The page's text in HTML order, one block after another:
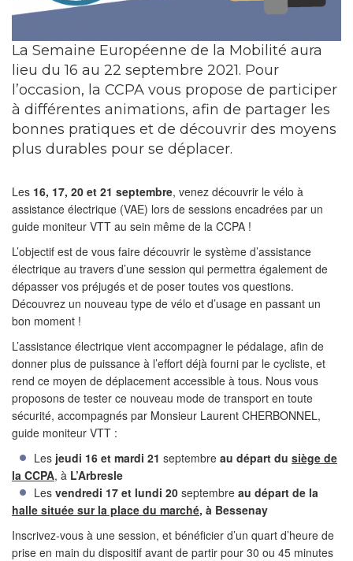
La Semaine Européenne de la Mobilité aura
lieu du 16 au 22 septembre 2021. Pour
l’occasion, la CCPA vous propose de participer
à différentes animations, afin de partager les
bonnes pratiques et de découvrir des moyens
plus durables pour se déplacer.
Les 16, 17, 20 et 21 septembre, venez découvrir le vélo à
assistance électrique (VAE) lors de sessions encadrées par un
guide moniteur VTT au sein même de la CCPA !
L’objectif est de vous faire découvrir le système d’assistance
électrique au travers d’une session qui permettra également de
dépasser vos préjugés et de poser toutes vos questions.
Découvrez un nouveau type de vélo et d’usage en passant un
bon moment !
L’assistance électrique vient accompagner le pédalage, afin de
donner plus de puissance à l’effort déjà fourni par le cycliste, et
rend ce moyen de déplacement accessible à tous. Nous vous
proposons de tester ce nouveau mode de transport en toute
sécurité, accompagnés par Monsieur Laurent CHERBONNEL,
guide moniteur VTT :
Les jeudi 16 et mardi 21 septembre au départ du siège de
la CCPA, à L’Arbresle
Les vendredi 17 et lundi 20 septembre au départ de la
halle située sur la place du marché, à Bessenay
Inscrivez-vous à une session, et bénéficier d’un quart d’heure de
prise en main du dispositif avant de partir pour 30 ou 45 minutes